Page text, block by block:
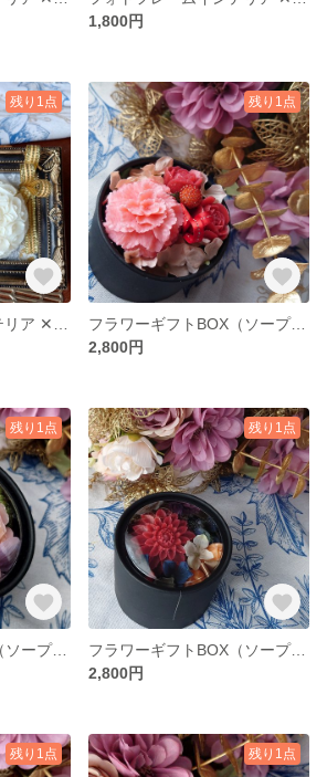
1,800円
残り1点 残り1点
フラワーギフトBOX（ソープカービング ✕ フェイクフラワー）
2,800円
残り1点
フラワーギフトBOX（ソープカービング ✕ フェイクフラワー）
残り1点
フラワーギフトBOX（ソープカービング ✕ フェイクフラワー）
2,800円
残り1点 残り1点